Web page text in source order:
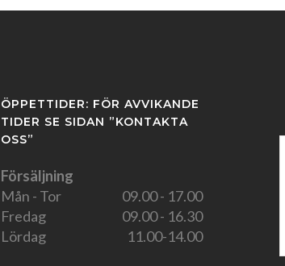
ÖPPETTIDER: FÖR AVVIKANDE
TIDER SE SIDAN ”KONTAKTA
OSS”
Försäljning
Mån - Tor
09.00 - 17.00
Fredag
09.00 - 16.30
Lördag
11.00-14.00